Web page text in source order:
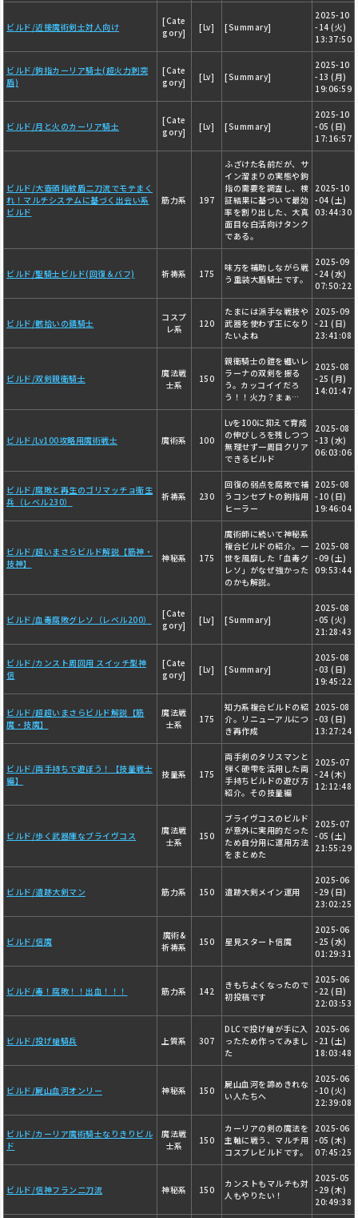
ビルド/近接魔術剣士対人向け
[Cate
gory]
[Lv] [Summary]
2025-10
-14 (火)
13:37:50
ビルド/鉤指カーリア騎士(超火力刺突
盾)
[Cate
gory]
[Lv] [Summary]
2025-10
-13 (月)
19:06:59
ビルド/月と火のカーリア騎士
[Cate
gory]
[Lv] [Summary]
2025-10
-05 (日)
17:16:57
ビルド/大壺頭指紋盾二刀流でモテまく
れ！マルチシステムに基づく出会い系
ビルド
筋力系 197
ふざけた名前だが、サ
イン溜まりの実態や鉤
指の需要を調査し、検
証結果に基づいて最効
率を割り出した、大真
面目な白活向けタンク
である。
2025-10
-04 (土)
03:44:30
ビルド/聖騎士ビルド(回復＆バフ) 祈祷系 175
味方を補助しながら戦
う重装大盾騎士です。
2025-09
-24 (水)
07:50:22
ビルド/骸拾いの錆騎士
コスプ
レ系
120
たまには派手な戦技や
武器を使わず王になり
たいよね
2025-09
-21 (日)
23:41:08
ビルド/双剣親衛騎士
魔法戦
士系
150
親衛騎士の鎧を纏いレ
ラーナの双剣を振る
う。カッコイイだろ
う！！火力？まぁ…
2025-08
-25 (月)
14:01:47
ビルド/Lv100攻略用魔術戦士 魔術系 100
Lvを100に抑えて育成
の伸びしろを残しつつ
無理せず一周目クリア
できるビルド
2025-08
-13 (水)
06:03:06
ビルド/腐敗と再生のゴリマッチョ衛生
兵（レベル230）
祈祷系 230
回復の弱点を腐敗で補
うコンセプトの鉤指用
ヒーラー
2025-08
-10 (日)
19:46:04
ビルド/超いまさらビルド解説【筋神・
技神】
神秘系 175
魔術師に続いて神秘系
複合ビルドの紹介。一
世を風靡した「血毒グ
レソ」がなぜ強かった
のかも解説。
2025-08
-09 (土)
09:53:44
ビルド/血毒腐敗グレソ（レベル200）
[Cate
gory]
[Lv] [Summary]
2025-08
-05 (火)
21:28:43
ビルド/カンスト周回用 スイッチ型神
信
[Cate
gory]
[Lv] [Summary]
2025-08
-03 (日)
19:45:22
ビルド/超超いまさらビルド解説【筋
魔・技魔】
魔法戦
士系
175
知力系複合ビルドの紹
介。リニューアルにつ
き再作成
2025-08
-03 (日)
13:27:24
ビルド/両手持ちで遊ぼう！【技量戦士
編】
技量系 175
両手剣のタリスマンと
弾く硬雫を活用した両
手持ちビルドの遊び方
紹介。その技量編
2025-07
-24 (木)
12:12:48
ビルド/歩く武器庫なブライヴコス
魔法戦
士系
150
ブライヴコスのビルド
が意外に実用的だった
ため自分用に運用方法
をまとめた
2025-07
-05 (土)
21:55:29
ビルド/遺跡大剣マン 筋力系 150 遺跡大剣メイン運用
2025-06
-29 (日)
23:02:25
ビルド/信魔
魔術&
祈祷系
150 星見スタート信魔
2025-06
-25 (水)
01:29:31
ビルド/毒！腐敗！！出血！！！ 筋力系 142
きもちよくなったので
初投稿です
2025-06
-22 (日)
22:03:53
ビルド/投げ槍騎兵 上質系 307
DLCで投げ槍が手に入
ったため作ってみまし
た
2025-06
-21 (土)
18:03:48
ビルド/屍山血河オンリー 神秘系 150
屍山血河を諦めきれな
い人たちへ
2025-06
-10 (火)
22:39:08
ビルド/カーリア魔術騎士なりきりビル
ド
魔法戦
士系
150
カーリアの剣の魔法を
主軸に戦う、マルチ用
コスプレビルドです。
2025-06
-05 (木)
07:45:25
ビルド/信神フラン二刀流 神秘系 150
カンストもマルチも対
人もやりたい！
2025-05
-29 (木)
20:49:38